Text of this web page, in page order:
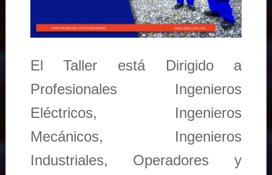
El Taller está Dirigido a
Profesionales Ingenieros
Eléctricos, Ingenieros
Mecánicos, Ingenieros
Industriales, Operadores y